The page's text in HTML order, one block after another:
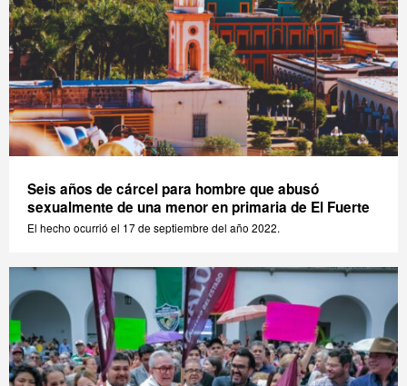
Seis años de cárcel para hombre que abusó
sexualmente de una menor en primaria de El Fuerte
El hecho ocurrió el 17 de septiembre del año 2022.